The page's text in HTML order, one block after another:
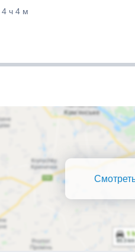
4 ч 4 м